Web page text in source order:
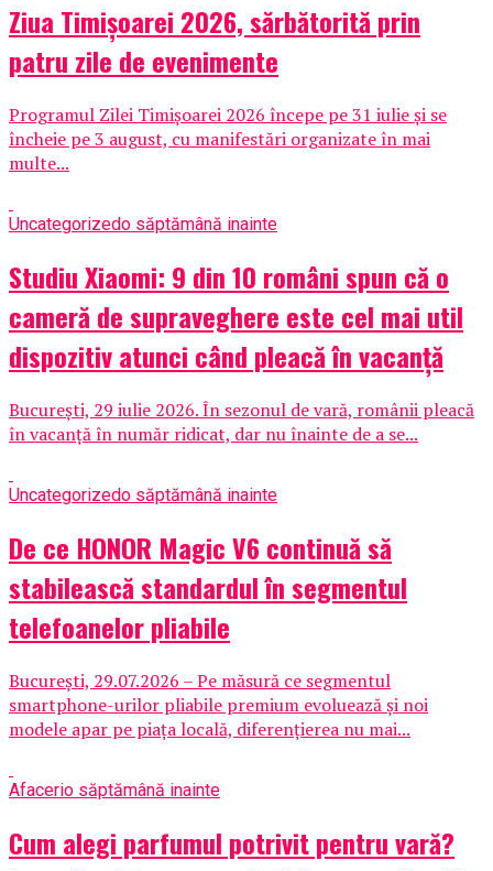
Ziua Timișoarei 2026, sărbătorită prin
patru zile de evenimente
Programul Zilei Timișoarei 2026 începe pe 31 iulie și se
încheie pe 3 august, cu manifestări organizate în mai
multe...
Uncategorizedo săptămână inainte
Studiu Xiaomi: 9 din 10 români spun că o
cameră de supraveghere este cel mai util
dispozitiv atunci când pleacă în vacanță
București, 29 iulie 2026. În sezonul de vară, românii pleacă
în vacanță în număr ridicat, dar nu înainte de a se...
Uncategorizedo săptămână inainte
De ce HONOR Magic V6 continuă să
stabilească standardul în segmentul
telefoanelor pliabile
București, 29.07.2026 – Pe măsură ce segmentul
smartphone-urilor pliabile premium evoluează și noi
modele apar pe piața locală, diferențierea nu mai...
Afacerio săptămână inainte
Cum alegi parfumul potrivit pentru vară?